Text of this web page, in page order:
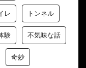
レ トンネル
験 不気味な話
奇妙